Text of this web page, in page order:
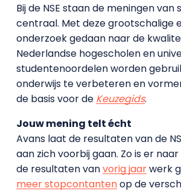
Bij de NSE staan de meningen van
centraal. Met deze grootschalige
onderzoek gedaan naar de
Nederlandse hogescholen en
studentenoordelen worden
onderwijs te verbeteren en
de basis voor de Keuzegids.
Jouw mening telt écht
Avans laat de resultaten van de
aan zich voorbij gaan. Zo is er
de resultaten vanvorig jaarwerk
meer stopcontantenop de